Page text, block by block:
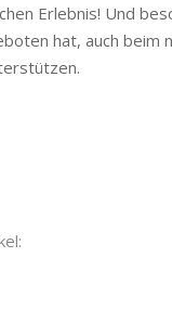
Erlebnis! Und
hat, auch beim